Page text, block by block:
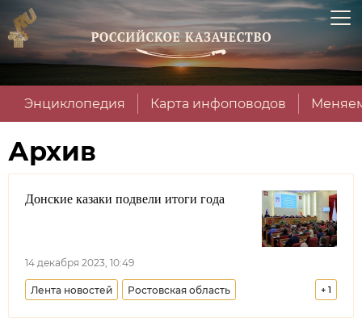
Энциклопедия Карта инфоповодов
Архив
Донские казаки подвели итоги года
14 декабря 2023, 10:49
+ 1
Лента новостей Ростовская область
Всевеликое войско Донское